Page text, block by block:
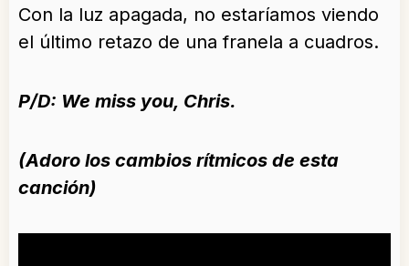
Con la luz apagada, no estaríamos viendo
el último retazo de una franela a cuadros.
P/D: We miss you, Chris.
(Adoro los cambios rítmicos de esta
canción)